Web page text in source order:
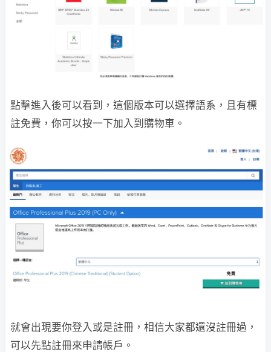
點擊進入後可以看到，這個版本可以選擇語系，且有標
註免費，你可以按一下加入到購物車。
就會出現要你登入或是註冊，相信大家都還沒註冊過，
可以先點註冊來申請帳戶。